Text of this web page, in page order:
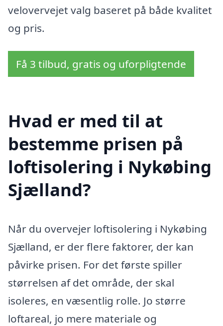
velovervejet valg baseret på både kvalitet
og pris.
Få 3 tilbud, gratis og uforpligtende
Hvad er med til at
bestemme prisen på
loftisolering i Nykøbing
Sjælland?
Når du overvejer loftisolering i Nykøbing
Sjælland, er der flere faktorer, der kan
påvirke prisen. For det første spiller
størrelsen af det område, der skal
isoleres, en væsentlig rolle. Jo større
loftareal, jo mere materiale og